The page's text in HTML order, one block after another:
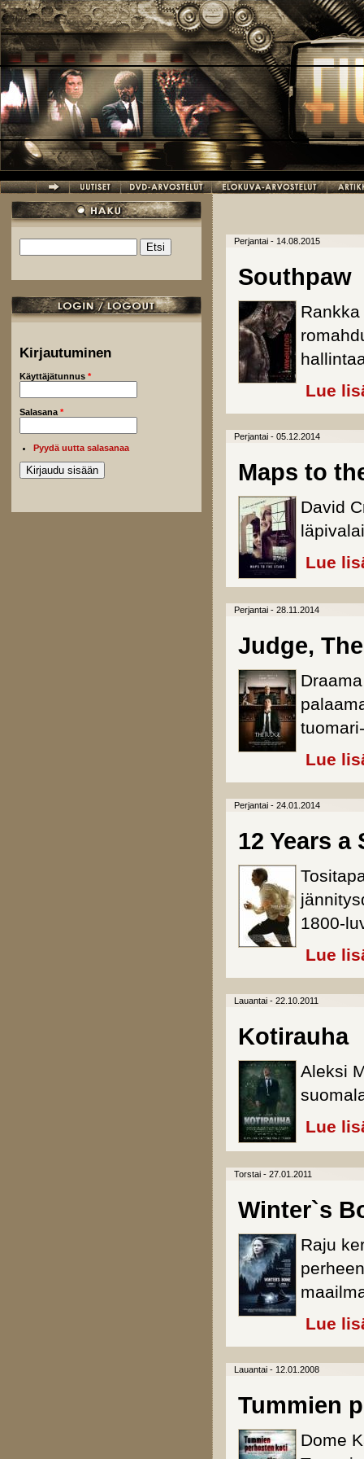
Hyppää pääsisältöön
Hakulomake
Kirjautuminen
Käyttäjätunnus *
Salasana *
Pyydä uutta salasanaa
Perjantai - 14.08.2015
Southpaw
Lue
Perjantai - 05.12.2014
Maps to
David
Lue
Perjantai - 28.11.2014
Judge, The
Lue
Perjantai - 24.01.2014
12 Years a
1800-
Lue
Lauantai - 22.10.2011
Kotirauha
Aleksi
Lue
Torstai - 27.01.2011
Winter`s
Raju
Lue
Lauantai - 12.01.2008
Tummien
Dome